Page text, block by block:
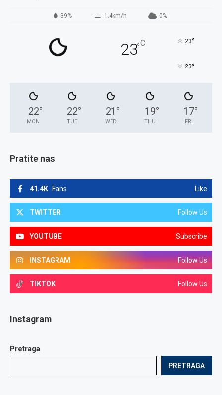
39% 1.4km/h 0%
23°C 23°
23°
22°
MON
22°
TUE
21 °
WED
19°
THU
17°
FRI
Pratite nas
41.4K Fans Like
TWITTER Follow Us
YOUTUBE Subscribe
INSTAGRAM Follow Us
TIKTOK Follow Us
Instagram
Pretraga
PRETRAGA